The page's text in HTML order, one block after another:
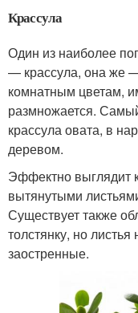
Крассула
Один из наиболее
— крассула, она же
комнатным цветам,
размножается.
крассула овата, в
деревом.
Эффектно выглядит
вытянутыми
Существует также
толстянку, но
заостренные.